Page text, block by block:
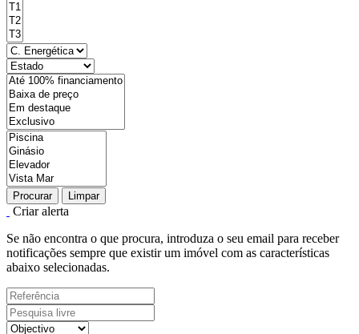
Procurar Limpar
Criar alerta
Se não encontra o que procura, introduza o seu email para receber
notificações sempre que existir um imóvel com as características
abaixo selecionadas.